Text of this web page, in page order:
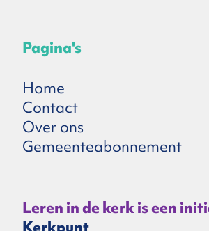
Pagina's
Home
Contact
Over ons
Gemeenteabonnement
Leren in de kerk is een